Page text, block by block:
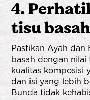
4.
tisu
Pastikan Ayah dan
basah dengan
kualitas komposisi
dan isi yang lebih
Bunda tidak